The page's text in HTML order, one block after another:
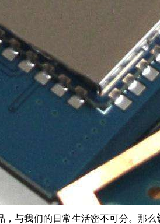
与我们的日常生活密不可分。那么